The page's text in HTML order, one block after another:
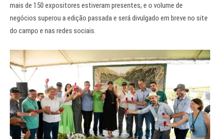
mais de 150 expositores estiveram presentes, e o volume de
negócios superou a edição passada e será divulgado em breve no site
do campo e nas redes sociais.